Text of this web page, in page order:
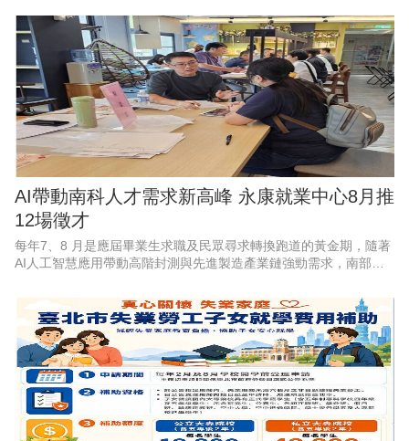
科技業廠商高達37
AI帶動南科人才需求新高峰 永康就業中心8月推
12場徵才
每年7、8 月是應屆畢業生求職及民眾尋求轉換跑道的黃金期，隨著
AI人工智慧應用帶動高階封測與先進製造產業鏈強勁需求，南部科
發展署雲嘉南分署永康